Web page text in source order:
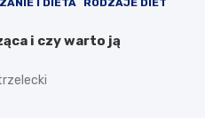
I DIETA
RODZAJE DIET
i czy warto ją